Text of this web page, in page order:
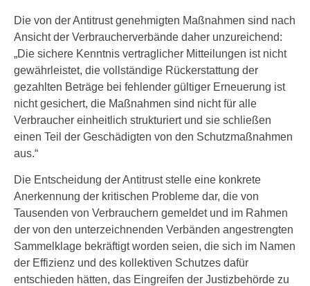
Die von der Antitrust genehmigten Maßnahmen sind nach
Ansicht der Verbraucherverbände daher unzureichend:
„Die sichere Kenntnis vertraglicher Mitteilungen ist nicht
gewährleistet, die vollständige Rückerstattung der
gezahlten Beträge bei fehlender gültiger Erneuerung ist
nicht gesichert, die Maßnahmen sind nicht für alle
Verbraucher einheitlich strukturiert und sie schließen
einen Teil der Geschädigten von den Schutzmaßnahmen
aus.“
Die Entscheidung der Antitrust stelle eine konkrete
Anerkennung der kritischen Probleme dar, die von
Tausenden von Verbrauchern gemeldet und im Rahmen
der von den unterzeichnenden Verbänden angestrengten
Sammelklage bekräftigt worden seien, die sich im Namen
der Effizienz und des kollektiven Schutzes dafür
entschieden hätten, das Eingreifen der Justizbehörde zu